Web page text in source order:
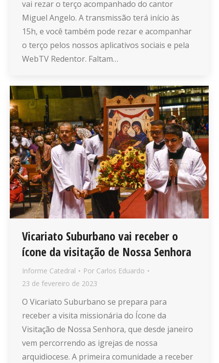
vai rezar o terço acompanhado do cantor
Miguel Angelo. A transmissão terá início às
15h, e você também pode rezar e acompanhar
o terço pelos nossos aplicativos sociais e pela
WebTV Redentor. Faltam…
Vicariato Suburbano vai receber o
ícone da visitação de Nossa Senhora
Informe Catedral Por Carlos Eduardo
23 de fevereiro de 2023
O Vicariato Suburbano se prepara para
receber a visita missionária do Ícone da
Visitação de Nossa Senhora, que desde janeiro
vem percorrendo as igrejas de nossa
arquidiocese. A primeira comunidade a receber